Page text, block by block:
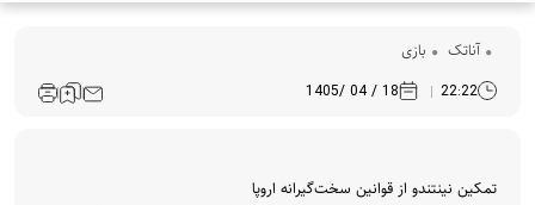
آناتک بازی
22:22
18 / 04 /1405
تمکین نینتندو از قوانین سخت‌گیرانه اروپا